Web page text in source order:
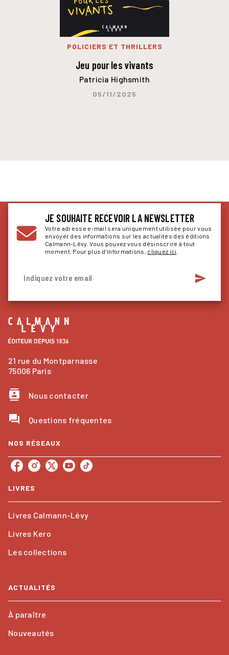
POLICIERS ET THRILLERS
Jeu pour les vivants
Patricia Highsmith
05/11/2025
JE SOUHAITE RECEVOIR LA NEWSLETTER
Votre adresse e-mail sera uniquement utilisée pour vous
envoyer des informations sur les actualités des éditions
Calmann-Lévy. Vous pouvez vous désinscrire à tout
moment. Pour plus d’informations, cliquez ici
Indiquez votre email send
21 rue du Montparnasse
75006 Paris
contacts Nous contacter
question_answer Questions fréquentes
NOS RÉSEAUX
LIVRES
Livres Calmann-Lévy
Livres Kero
Les collections
ACTUALITÉS
À paraître
Nouveautés